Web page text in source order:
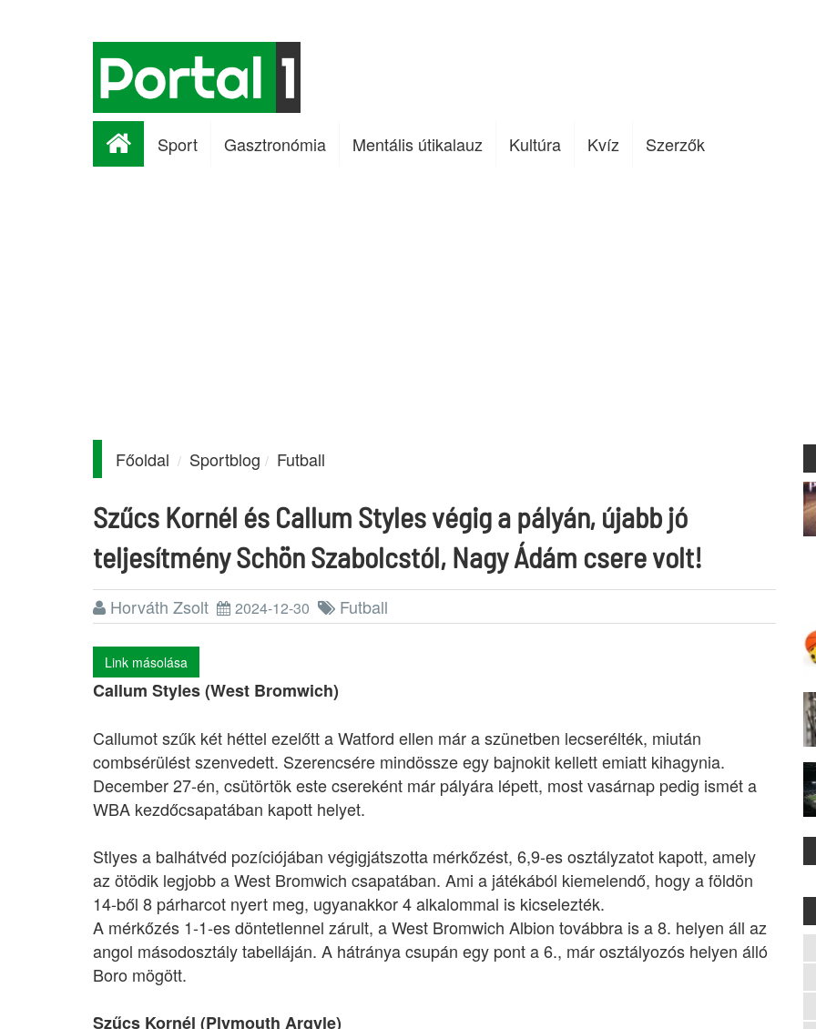
Sport Gasztronómia Mentális útikalauz Kultúra Kvíz Szerzők
Főoldal Sportblog Futball
Szűcs Kornél és Callum Styles végig a pályán, újabb jó
teljesítmény Schön Szabolcstól, Nagy Ádám csere volt!
Horváth Zsolt 2024-12-30 Futball
Link másolása
Callum Styles (West Bromwich)
Callumot szűk két héttel ezelőtt a Watford ellen már a szünetben lecserélték, miután
combsérülést szenvedett. Szerencsére mindössze egy bajnokit kellett emiatt kihagynia.
December 27-én, csütörtök este csereként már pályára lépett, most vasárnap pedig ismét a
WBA kezdőcsapatában kapott helyet.
Stlyes a balhátvéd pozíciójában végigjátszotta mérkőzést, 6,9-es osztályzatot kapott, amely
az ötödik legjobb a West Bromwich csapatában. Ami a játékából kiemelendő, hogy a földön
14-ből 8 párharcot nyert meg, ugyanakkor 4 alkalommal is kicselezték.
A mérkőzés 1-1-es döntetlennel zárult, a West Bromwich Albion továbbra is a 8. helyen áll az
angol másodosztály tabelláján. A hátránya csupán egy pont a 6., már osztályozós helyen álló
Boro mögött.
Szűcs Kornél (Plymouth Argyle)